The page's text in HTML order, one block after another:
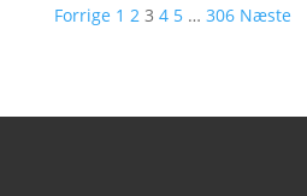
Forrige 1 2 3 4 5 … 306 Næste